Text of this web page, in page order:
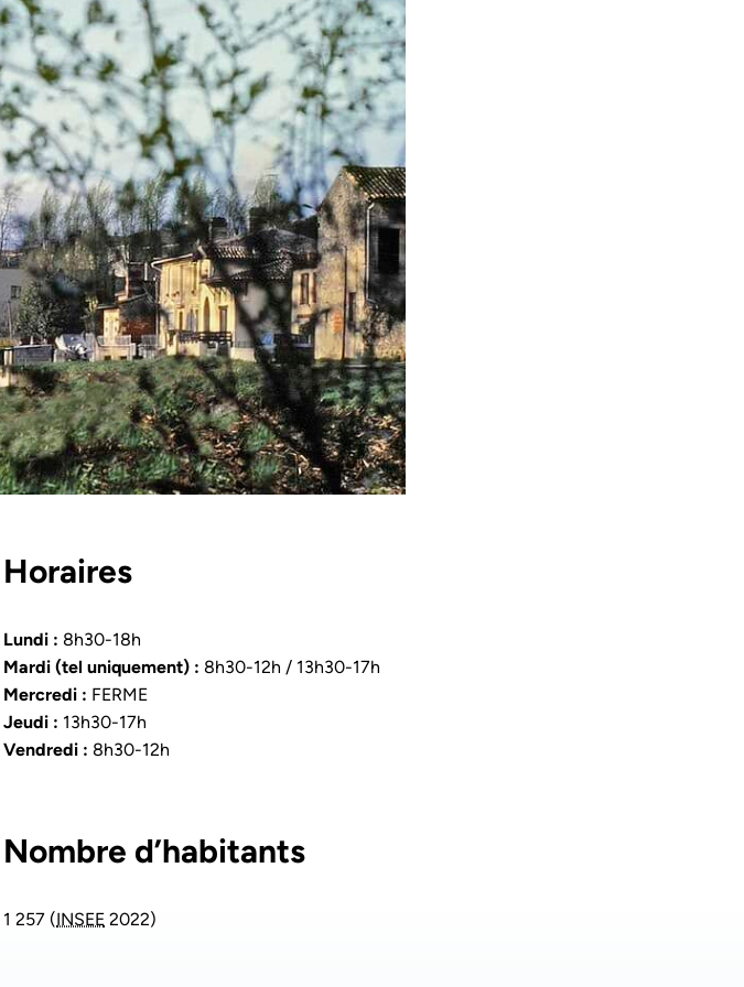
Horaires
Lundi : 8h30-18h
Mardi (tel uniquement) : 8h30-12h / 13h30-17h
Mercredi : FERME
Jeudi : 13h30-17h
Vendredi : 8h30-12h
Nombre d’habitants
1 257 (INSEE 2022)